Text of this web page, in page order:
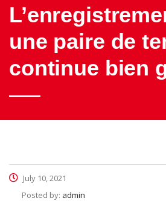
une paire de
continue bien
July 10, 2021
Posted by: admin